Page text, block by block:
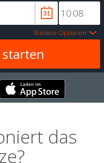
Weitere Optionen
das